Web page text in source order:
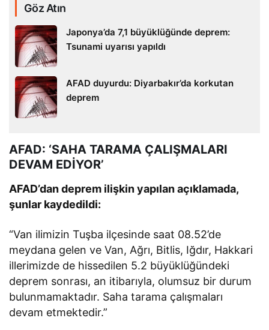
Göz Atın
Japonya’da 7,1 büyüklüğünde deprem:
Tsunami uyarısı yapıldı
AFAD duyurdu: Diyarbakır’da korkutan
deprem
AFAD: ‘SAHA TARAMA ÇALIŞMALARI
DEVAM EDİYOR’
AFAD’dan deprem ilişkin yapılan açıklamada,
şunlar kaydedildi:
“Van ilimizin Tuşba ilçesinde saat 08.52’de
meydana gelen ve Van, Ağrı, Bitlis, Iğdır, Hakkari
illerimizde de hissedilen 5.2 büyüklüğündeki
deprem sonrası, an itibarıyla, olumsuz bir durum
bulunmamaktadır. Saha tarama çalışmaları
devam etmektedir.”